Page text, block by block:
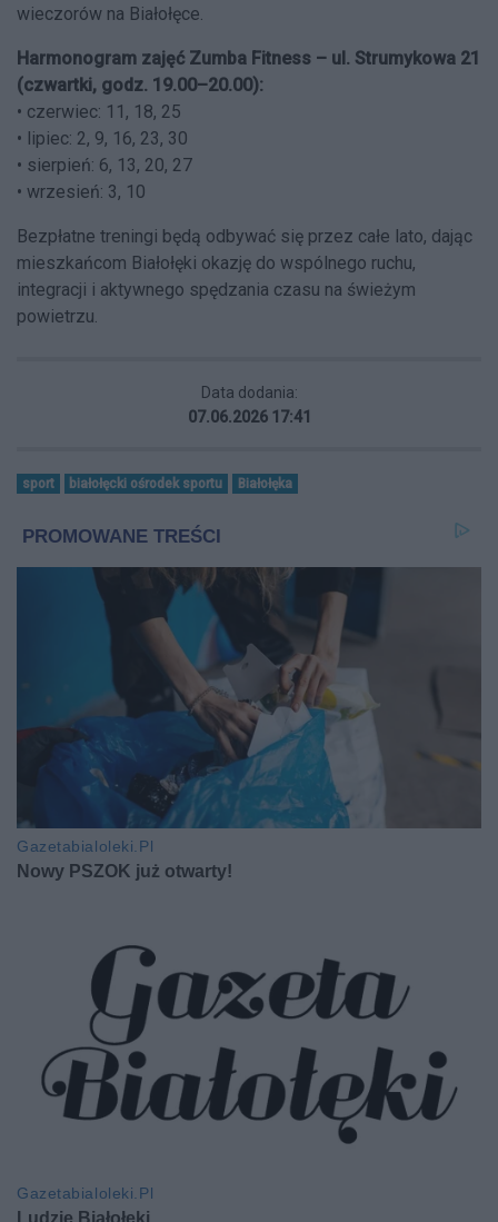
wieczorów na Białołęce.
Harmonogram zajęć Zumba Fitness – ul. Strumykowa 21
(czwartki, godz. 19.00–20.00):
• czerwiec: 11, 18, 25
• lipiec: 2, 9, 16, 23, 30
• sierpień: 6, 13, 20, 27
• wrzesień: 3, 10
Bezpłatne treningi będą odbywać się przez całe lato, dając
mieszkańcom Białołęki okazję do wspólnego ruchu,
integracji i aktywnego spędzania czasu na świeżym
powietrzu.
Data dodania:
07.06.2026 17:41
sport białołęcki ośrodek sportu Białołęka